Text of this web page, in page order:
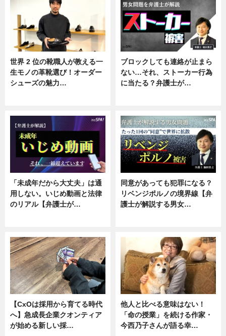
世界 2 位の靴職人が教える一
生モノの革靴選び！オーダー
シューズの魅力…
ブロックしても連絡が止まら
ない…それ、ストーカー行為
に当たる？弁護士が…
「未成年だから大丈夫」は通
用しない。いじめ動画と法律
のリアル【弁護士が…
同意があっても犯罪になる？
リベンジポルノの境界線【弁
護士が解説する男女…
【CxOは採用から育てる時代
へ】急成長企業クオンティア
が始める新しい採…
他人と比べる意味はない！
「命の授業」を続ける作家・
今西乃子さんが語る幸…